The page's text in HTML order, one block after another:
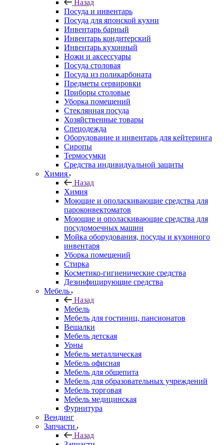
Назад
Посуда и инвентарь
Посуда для японской кухни
Инвентарь барный
Инвентарь кондитерский
Инвентарь кухонный
Ножи и аксессуары
Посуда столовая
Посуда из поликарбоната
Предметы сервировки
Приборы столовые
Уборка помещений
Стеклянная посуда
Хозяйственные товары
Спецодежда
Оборудование и инвентарь для кейтеринга
Сиропы
Термосумки
Средства индивидуальной защиты
Химия
Назад
Химия
Моющие и ополаскивающие средства для
пароконвектоматов
Моющие и ополаскивающие средства для
посудомоечных машин
Мойка оборудования, посуды и кухонного
инвентаря
Уборка помещений
Стирка
Косметико-гигиенические средства
Дезинфицирующие средства
Мебель
Назад
Мебель
Мебель для гостиниц, пансионатов
Вешалки
Мебель детская
Урны
Мебель металлическая
Мебель офисная
Мебель для общепита
Мебель для образовательных учреждений
Мебель торговая
Мебель медицинская
Фурнитура
Вендинг
Запчасти
Назад